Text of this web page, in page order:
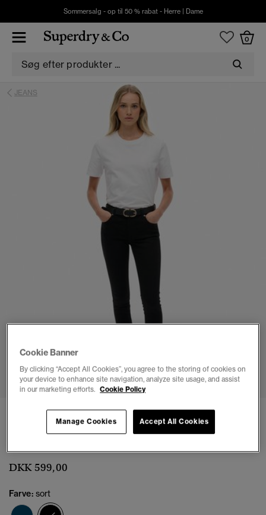
Sommersalg - op til 50 % rabat - Herre| Dame
0
JEANS
1 2 3 5 6 7
Skinny jeans i økologisk bomuld med
mellemhøj talje
DKK 599,00
Farve: sort
Cookie Banner
By clicking “Accept All Cookies”, you agree to the storing of cookies on
your device to enhance site navigation, analyze site usage, and assist
in our marketing efforts. Cookie Policy
Accept All Cookies
Manage Cookies